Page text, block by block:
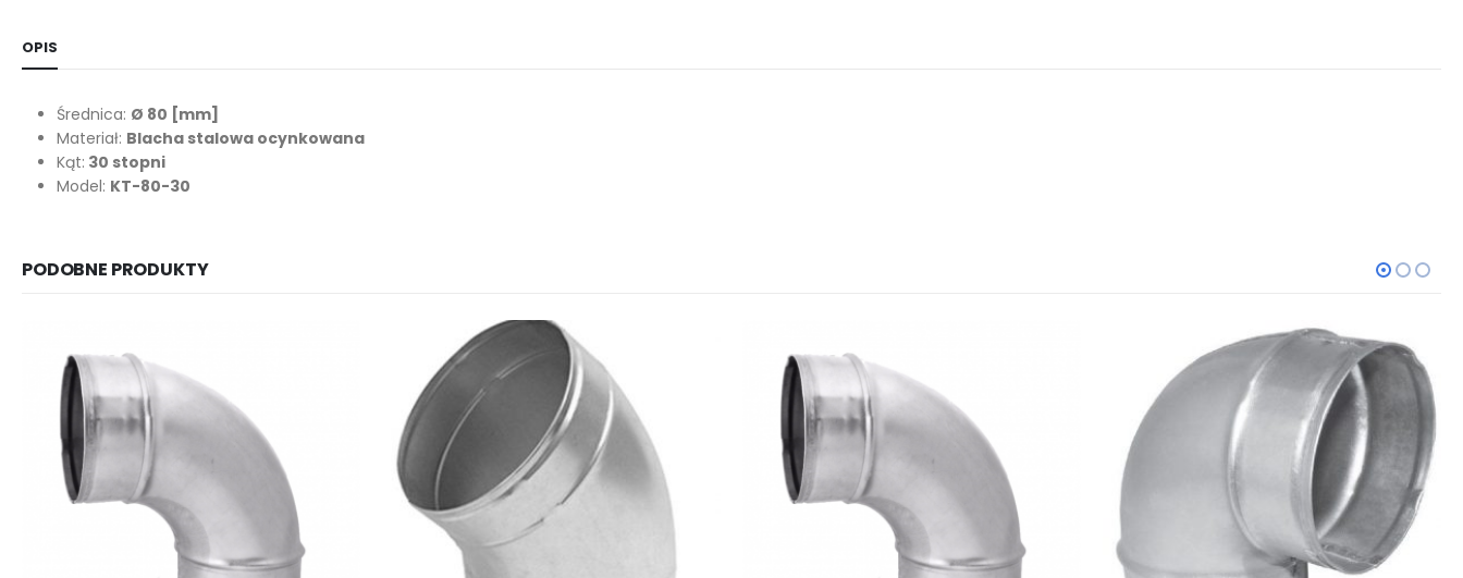
OPIS
Średnica: Ø 80 [mm]
Materiał: Blacha stalowa ocynkowana
Kąt: 30 stopni
Model: KT-80-30
PODOBNE PRODUKTY